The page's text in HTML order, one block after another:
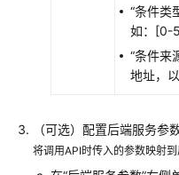
“条件类
如：[0-
“条件来
地址，
（可选）配置后端服务参数
将调用API时传入的参数映射到